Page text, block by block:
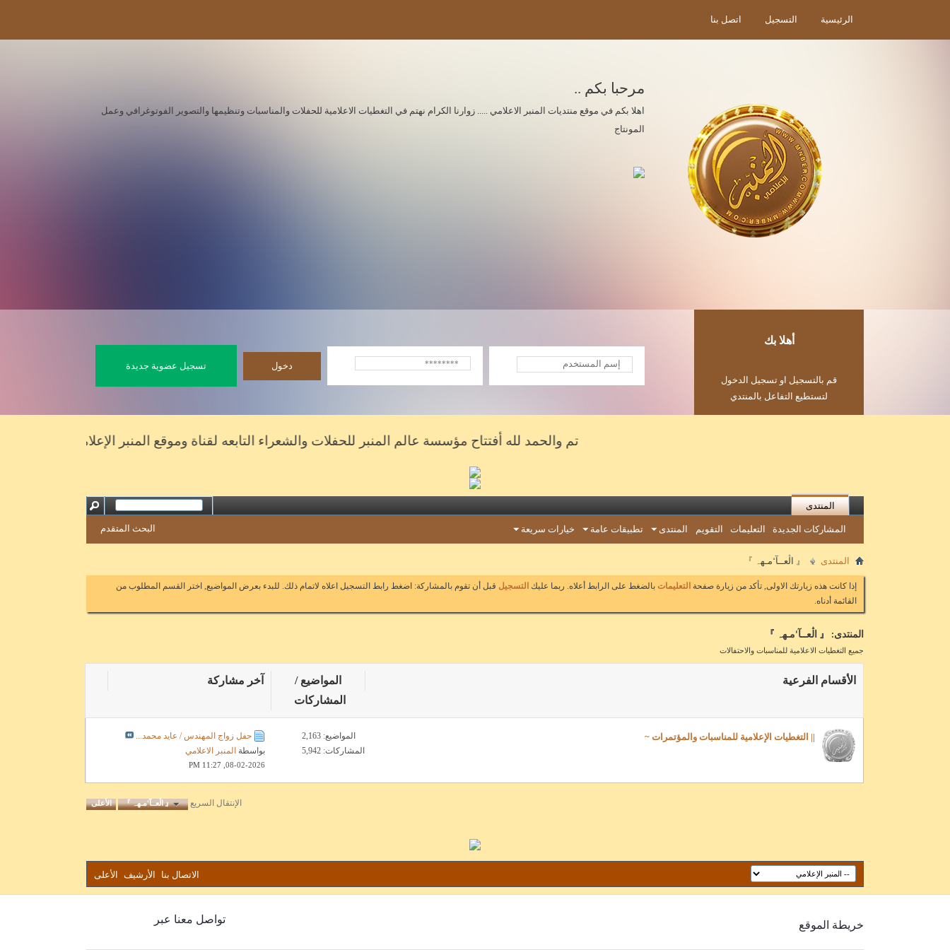
الرئيسية التسجيل اتصل بنا
مرحبا بكم ..
اهلا بكم في موقع منتديات المنبر الاعلامي ..... زوارنا الكرام نهتم في التغطيات الاعلامية للحفلات والمناسبات وتنظيمها والتصوير الفوتوغرافي وعمل
المونتاج
أهلا بك
قم بالتسجيل او تسجيل الدخول
لتستطيع التفاعل بالمنتدي
تسجيل عضوية جديدة
تم والحمد لله أفتتاح مؤسسة عالم المنبر للحفلات والشعراء التابعه لقناة وموقع المنبر الإعلامي
المنتدى
المشاركات الجديدة التعليمات التقويم المنتدى تطبيقات عامة خيارات سريعة البحث المتقدم
المنتدى 『 اڷعــآ‘مـهہ 』
إذا كانت هذه زيارتك الاولى, تأكد من زيارة صفحة التعليمات بالضغط على الرابط أعلاه. ربما عليك التسجيل قبل أن تقوم بالمشاركة: اضغط رابط التسجيل اعلاه لاتمام ذلك. للبدء بعرض المواضيع, اختر القسم المطلوب من
القائمة أدناه.
المنتدى: 『 اڷعــآ‘مـهہ 』
جميع التغطيات الاعلامية للمناسبات والاحتفالات
الأقسام الفرعية
المواضيع /
المشاركات
آخر مشاركة
|| التغطيات الإعلامية للمناسبات والمؤتمرات ~
المواضيع: 2,163
المشاركات: 5,942
حفل زواج المهندس / عايد محمد...
بواسطة المنبر الاعلامي
08-02-2026,
11:27 PM
الإنتقال السريع 『 اڷعــآ‘مـهہ 』 الأعلى
الاتصال بنا الأرشيف الأعلى
خريطة الموقع تواصل معنا عبر